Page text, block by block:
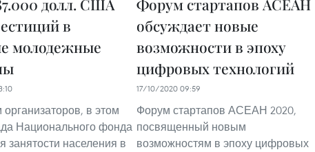
долл. США
в
молодежные
в этом
Национального фонда
занятости населения в
Форум стартапов АСЕАН
обсуждает новые
возможности в эпоху
цифровых технологий
17/10/2020 09:59
Форум стартапов АСЕАН 2020,
посвященный новым
возможностям в эпоху цифровых